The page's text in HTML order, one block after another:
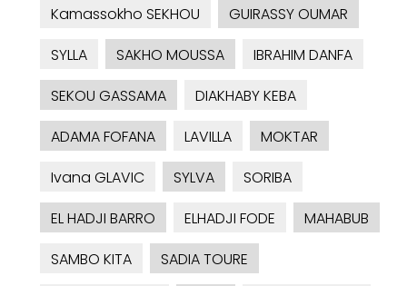
Kamassokho SEKHOU
GUIRASSY OUMAR
SYLLA
SAKHO MOUSSA
IBRAHIM DANFA
SEKOU GASSAMA
DIAKHABY KEBA
ADAMA FOFANA
LAVILLA
MOKTAR
Ivana GLAVIC
SYLVA
SORIBA
EL HADJI BARRO
ELHADJI FODE
MAHABUB
SAMBO KITA
SADIA TOURE